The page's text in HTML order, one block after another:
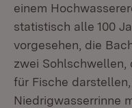
einem
statistisch alle 100
vorgesehen, die
zwei Sohlschwellen,
für Fische
Niedrigwasserrinne